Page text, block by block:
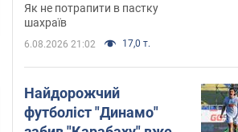
Як не потрапити в пастку
шахраїв
6.08.2026 21:02 17,0 т.
Найдорожчий
футболіст "Динамо"